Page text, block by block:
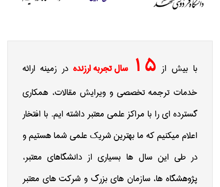
با بیش از 15 سال تجربه ارزنده در زمینه ارائه
خدمات ترجمه تخصصی و ویرایش مقالات، همکاری
گسترده ای را با مراکز علمی معتبر داشته ایم. با افتخار
اعلام میکنیم که ما بهترین شریک علمی شما هستیم و
در طی این سال ها بسیاری از دانشگاهای معتبر،
پژوهشگاه ها، سازمان های بزرگ و شرکت های معتبر